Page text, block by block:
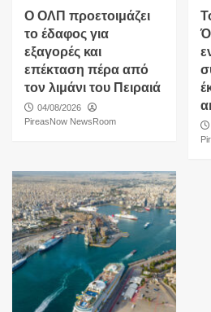
O ΟΛΠ προετοιμάζει
το έδαφος για
εξαγορές και
επέκταση πέρα από
τον λιμάνι του Πειραιά
04/08/2026
PireasNow NewsRoom